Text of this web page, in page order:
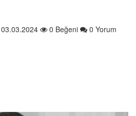
03.03.2024 0 Beğeni 0 Yorum